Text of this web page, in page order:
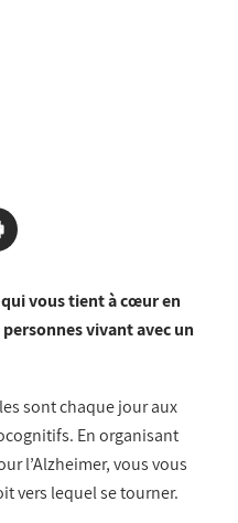
vous tient à cœur en
vivant avec un
sont chaque jour aux
En organisant
l’Alzheimer, vous vous
vers lequel se tourner.